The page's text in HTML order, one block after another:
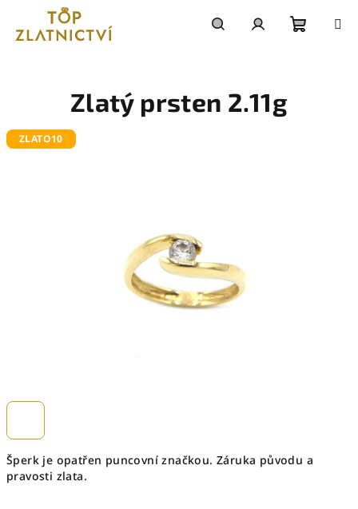
obsah
Šperk je opatřen puncovní značkou. Záruka původu a
pravosti zlata.
Zlatý prsten 2.11g
ZLATO10